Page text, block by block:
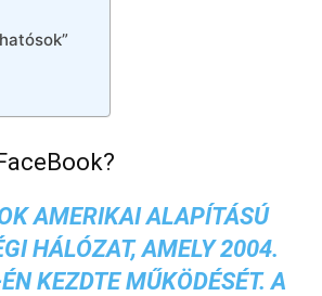
AMERIKAIALAPÍTÁSÚ
HÁLÓZAT, AMELY 2004.
KEZDTE MŰKÖDÉSÉT. A